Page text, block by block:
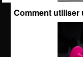
Comment utiliser